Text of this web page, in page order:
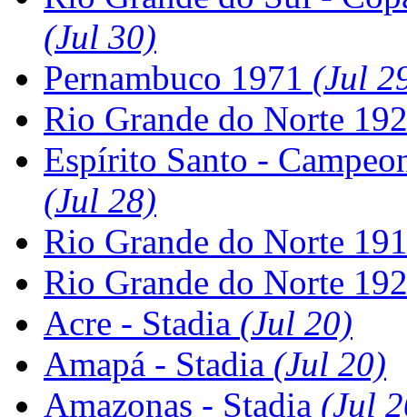
(Jul 30)
Pernambuco 1971 (Jul
Rio Grande do Norte
Espírito Santo -
(Jul 28)
Rio Grande do Norte
Rio Grande do Norte
Acre - Stadia (Jul 20)
Amapá - Stadia (Jul 20)
Amazonas - Stadia (Jul